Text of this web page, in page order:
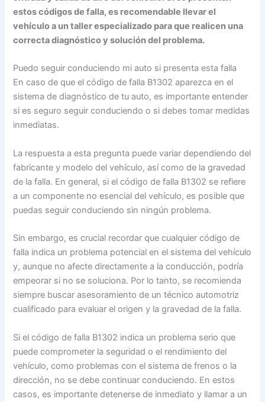
estos códigos de falla, es recomendable llevar el
vehículo a un taller especializado para que realicen una
correcta diagnóstico y solución del problema.
Puedo seguir conduciendo mi auto si presenta esta falla
En caso de que el código de falla B1302 aparezca en el
sistema de diagnóstico de tu auto, es importante entender
si es seguro seguir conduciendo o si debes tomar medidas
inmediatas.
La respuesta a esta pregunta puede variar dependiendo del
fabricante y modelo del vehículo, así como de la gravedad
de la falla. En general, si el código de falla B1302 se refiere
a un componente no esencial del vehículo, es posible que
puedas seguir conduciendo sin ningún problema.
Sin embargo, es crucial recordar que cualquier código de
falla indica un problema potencial en el sistema del vehículo
y, aunque no afecte directamente a la conducción, podría
empeorar si no se soluciona. Por lo tanto, se recomienda
siempre buscar asesoramiento de un técnico automotriz
cualificado para evaluar el origen y la gravedad de la falla.
Si el código de falla B1302 indica un problema serio que
puede comprometer la seguridad o el rendimiento del
vehículo, como problemas con el sistema de frenos o la
dirección, no se debe continuar conduciendo. En estos
casos, es importante detenerse de inmediato y llamar a un